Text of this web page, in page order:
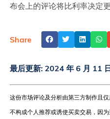
布会上的评论将比利率决定更
Share
最后更新: 2024 年 6 月 11
这份市场评论及分析由第三方制作且
不构成个人推荐或诱使买卖交易，因